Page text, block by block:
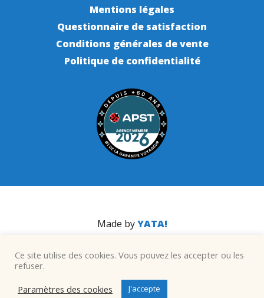
Mentions légales
Questionnaire de satisfaction
Conditions générales de vente
Politique de confidentialité
Made byYATA!
Ce site utilise des cookies. Vous pouvez les accepter ou les
refuser.
Paramètres des cookies
J'accepte